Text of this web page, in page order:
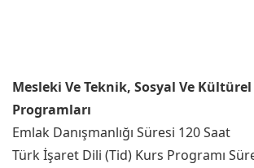
Mesleki Ve Teknik, Sosyal Ve
Programları
Emlak Danışmanlığı Süresi 120 Saat
Türk İşaret Dili (Tid) Kurs Programı